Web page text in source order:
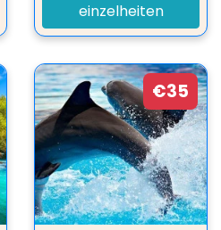
einzelheiten
€35